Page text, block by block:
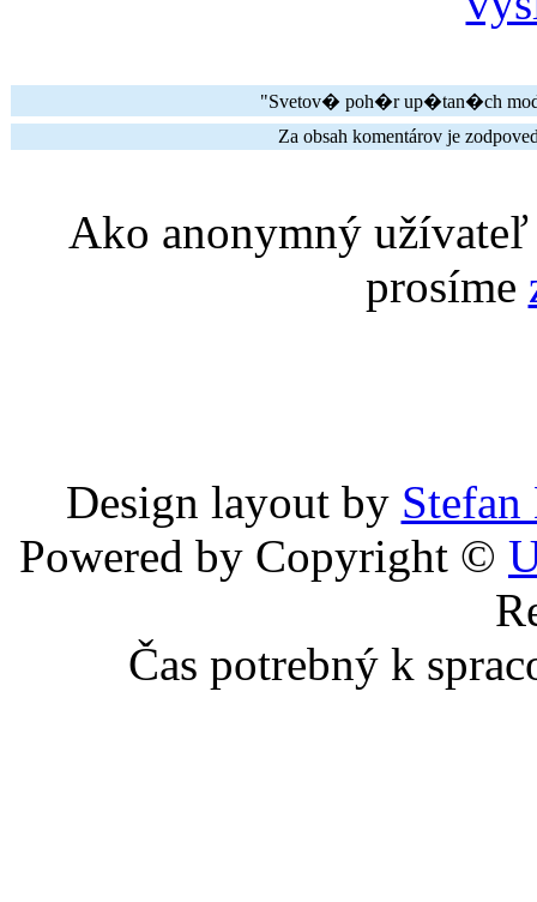
"Svetov� poh�r up�tan�ch
Za obsah komentárov je
Ako anonymný užívateľ
prosíme
Design layout by Stefan
Powered by Copyright ©
Čas potrebný k